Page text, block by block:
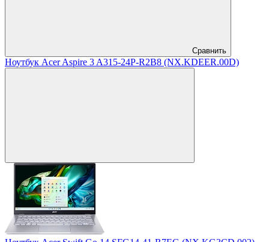
Сравнить
Ноутбук Acer Aspire 3 A315-24P-R2B8 (NX.KDEER.00D)